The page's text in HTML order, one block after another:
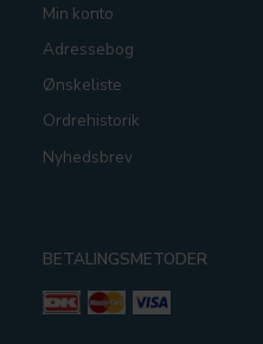
Min konto
Adressebog
Ønskeliste
Ordrehistorik
Nyhedsbrev
BETALINGSMETODER